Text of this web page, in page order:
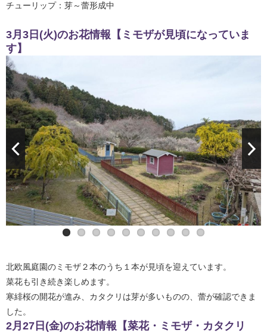
チューリップ：芽～蕾形成中
3月3日(火)のお花情報【ミモザが見頃になっていま
す】
ミモザ
菜花
寒緋桜
カタクリ
北欧風庭園のミモザ２本のうち１本が見頃を迎えています。
菜花も引き続き楽しめます。
寒緋桜の開花が進み、カタクリは芽が多いものの、蕾が確認できま
した。
2月27日(金)のお花情報【菜花・ミモザ・カタクリ